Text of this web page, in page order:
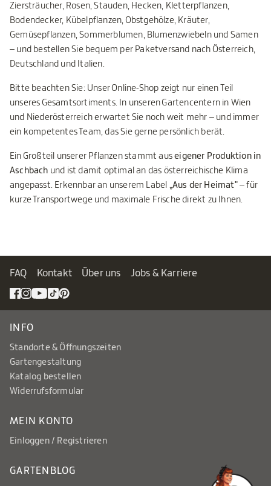
Ziersträucher, Rosen, Stauden, Hecken, Kletterpflanzen,
Bodendecker, Kübelpflanzen, Obstgehölze, Kräuter,
Gemüsepflanzen, Sommerblumen, Blumenzwiebeln und Samen
– und bestellen Sie bequem per Paketversand nach Österreich,
Deutschland und Italien.
Bitte beachten Sie: Unser Online-Shop zeigt nur einen Teil
unseres Gesamtsortiments. In unseren Gartencentern in Wien
und Niederösterreich erwartet Sie noch weit mehr – und immer
ein kompetentes Team, das Sie gerne persönlich berät.
Ein Großteil unserer Pflanzen stammt auseigener Produktion in
Aschbach und ist damit optimal an das österreichische Klima
angepasst. Erkennbar an unserem Label „Aus der Heimat"– für
kurze Transportwege und maximale Frische direkt zu Ihnen.
FAQ Kontakt Über uns Jobs & Karriere
INFO
Standorte & Öffnungszeiten
Gartengestaltung
Katalog bestellen
Widerrufsformular
MEIN KONTO
Einloggen / Registrieren
GARTENBLOG